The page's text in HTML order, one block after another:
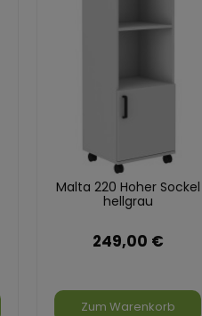
Malta 220 Hoher Sockel
hellgrau
249,00 €
Zum Warenkorb